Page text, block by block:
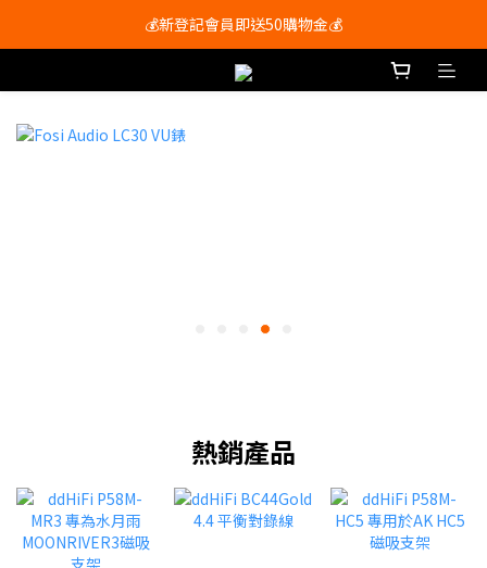
會員尊享購物滿$250即享免運費🚚
💰新登記會員即送50購物金💰
會員尊享購物滿$250即享免運費🚚
熱銷產品